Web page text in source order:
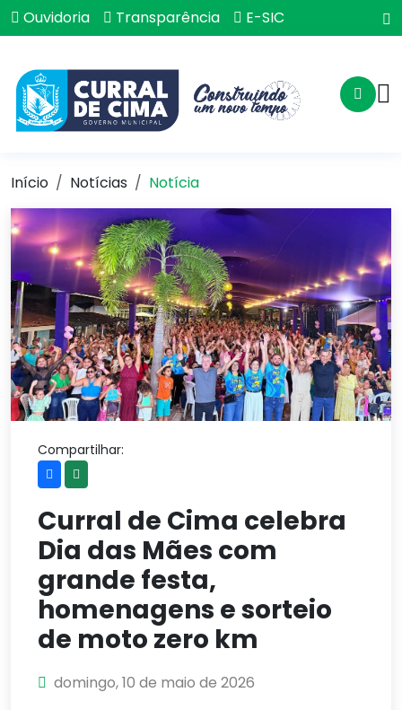
Ouvidoria Transparência E-SIC
Início Notícias Notícia
Compartilhar:
Curral de Cima celebra
Dia das Mães com
grande festa,
homenagens e sorteio
de moto zero km
domingo, 10 de maio de 2026